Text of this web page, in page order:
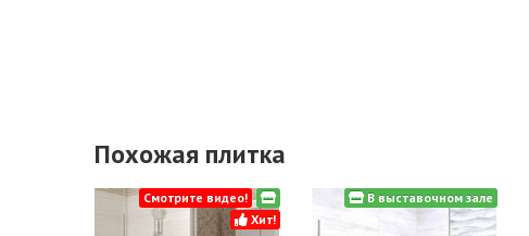
Похожая плитка
Смотрите видео!
Хит!
В выставочном зале